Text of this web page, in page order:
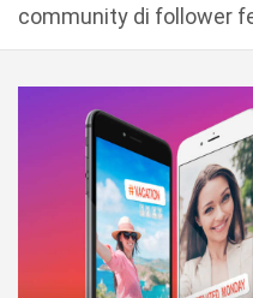
community di follower